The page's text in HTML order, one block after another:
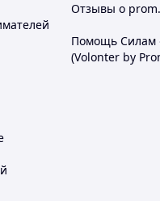
Отзывы о
Помощь Силам
(Volonter by